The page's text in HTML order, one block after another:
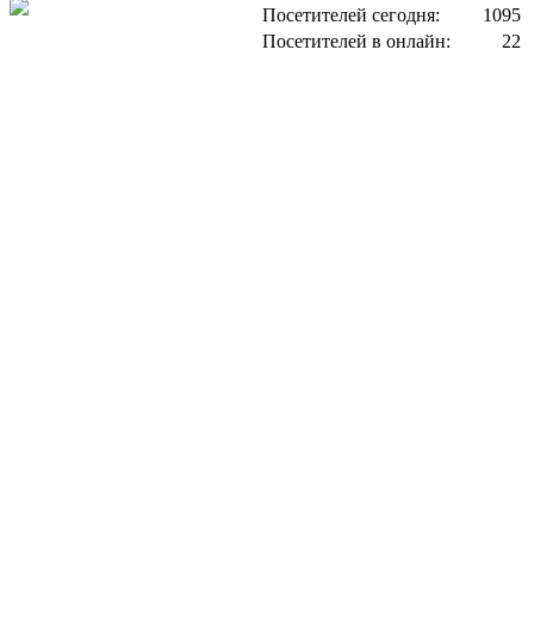
Посетителей сегодня:
1095
Посетителей в онлайн:
22